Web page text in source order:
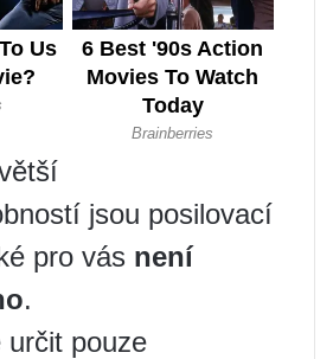
jsou posilovací
pro vás není
.
určit pouze